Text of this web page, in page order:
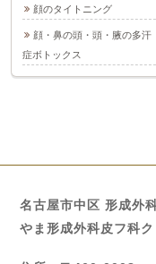
顔のタイトニング
顔・鼻の頭・頭・腋の多汗
症ボトックス
名古屋市中区 形成外
やま形成外科皮フ科ク